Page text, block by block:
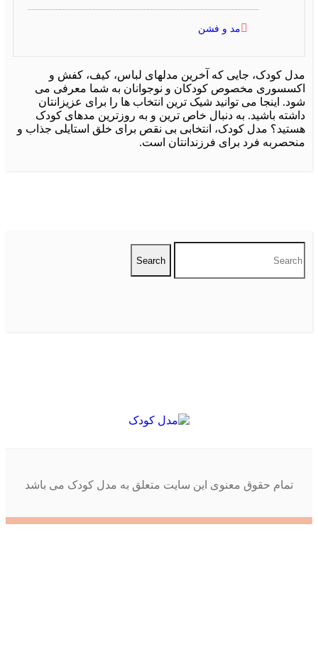
مد و فشن
کودک، جایی که آخرین مدلهای لباس، کیف، کفش و
مخصوص کودکان و نوجوانان به شما معرفی می
اینجا می توانید شیک ترین انتخاب ها را برای عزیزانتان
باشید. به دنبال خاص ترین و به روزترین مدهای کودک
مدل کودک، انتخابی بی نقص برای خلق استایلی جذاب و
فرد برای فرزندانتان است.
تمام حقوق معنوی این سایت متعلق به مدل کودک می باشد